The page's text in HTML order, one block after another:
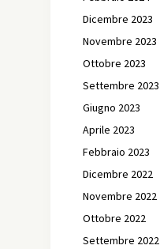
Dicembre 2023
Novembre 2023
Ottobre 2023
Settembre 2023
Giugno 2023
Aprile 2023
Febbraio 2023
Dicembre 2022
Novembre 2022
Ottobre 2022
Settembre 2022